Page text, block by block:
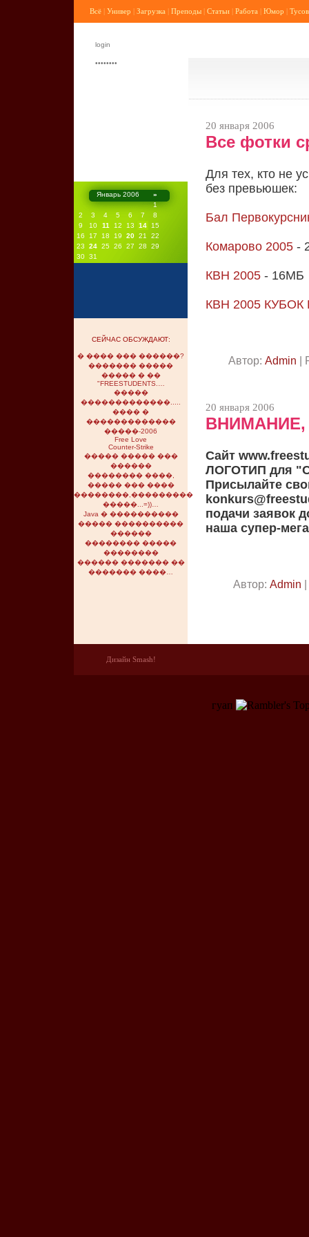
Всё | Универ | Загрузка | Преподы | Статьи | Работа | Юмор |
Январь 2006
»
1
2
3 4 5 6 7
8
9
10 11 12 13 14
15
16
17 18 19 20 21
22
23
24 25 26 27 28
29
30 31
СЕЙЧАС ОБСУЖДАЮТ:
� ���� ��� ������?
������� �����
����� � ��
"FREESTUDENTS.…
�����
�������������.....
���� �
�������������
�����-2006
Free Love
Counter-Strike
����� ����� ���
������
�������� ����,
����� ��� ����
��������,���������
�����...=))…
Java � ����������
����� ����������
������
�������� �����
��������
������ ������� ��
������� ����…
20 января 2006
Все фотки
Для тех, кто не
без превьюшек:
Бал
Комарово 2005 -
КВН 2005 - 16МБ
КВН 2005
Автор: Admin |
20 января 2006
ВНИМАНИЕ,
Сайт
ЛОГОТИП для
Присылайте
подачи заявок
наша супер-
Автор: Admin
Дизайн Smash!
гуап